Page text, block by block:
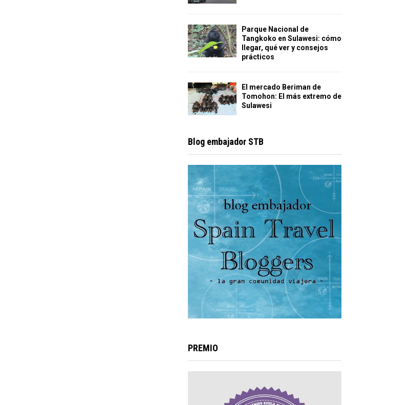
Parque Nacional de
Tangkoko en Sulawesi: cómo
llegar, qué ver y consejos
prácticos
El mercado Beriman de
Tomohon: El más extremo de
Sulawesi
Blog embajador STB
PREMIO